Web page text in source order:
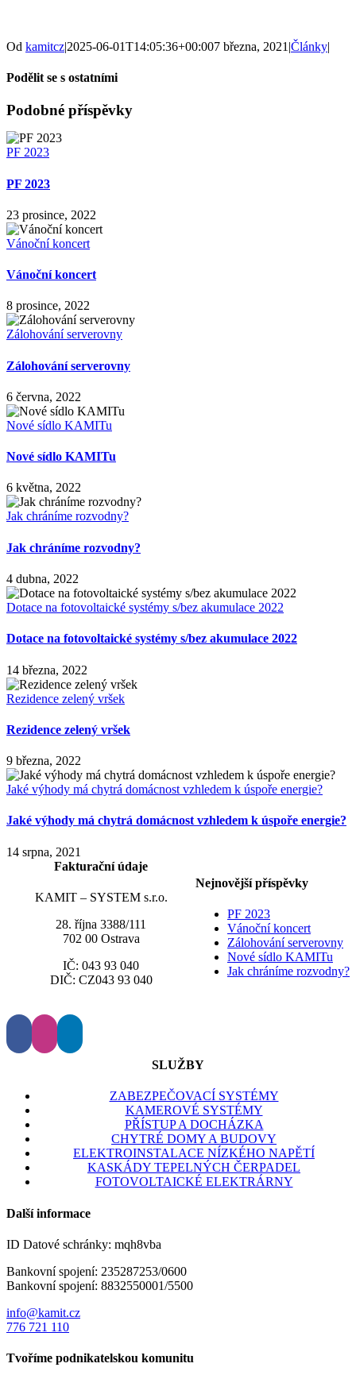
Od kamitcz|2025-06-01T14:05:36+00:007 března, 2021 |Články|
Podělit se s ostatními
Facebook
X
LinkedIn
WhatsApp
Tumblr
Pinterest
E-
Podobné příspěvky
PF 2023
PF 2023
23 prosince, 2022
Vánoční koncert
Vánoční koncert
8 prosince, 2022
Zálohování serverovny
Zálohování serverovny
6 června, 2022
Nové sídlo KAMITu
Nové sídlo KAMITu
6 května, 2022
Jak chráníme rozvodny?
Jak chráníme rozvodny?
4 dubna, 2022
Dotace na fotovoltaické systémy s/bez akumulace 2022
Dotace na fotovoltaické systémy s/bez akumulace 2022
14 března, 2022
Rezidence zelený vršek
Rezidence zelený vršek
9 března, 2022
Jaké výhody má chytrá domácnost vzhledem k úspoře energie?
Jaké výhody má chytrá domácnost vzhledem k úspoře energie?
14 srpna, 2021
Nejnovější příspěvky
PF 2023
Vánoční koncert
Zálohování serverovny
Nové sídlo KAMITu
Jak chráníme rozvodny?
Fakturační údaje
KAMIT – SYSTEM s.r.o.
28. října 3388/111
702 00 Ostrava
IČ: 043 93 040
DIČ: CZ043 93 040
SLUŽBY
ZABEZPEČOVACÍ SYSTÉMY
KAMEROVÉ SYSTÉMY
PŘÍSTUP A DOCHÁZKA
CHYTRÉ DOMY A BUDOVY
ELEKTROINSTALACE NÍZKÉHO NAPĚTÍ
KASKÁDY TEPELNÝCH ČERPADEL
FOTOVOLTAICKÉ ELEKTRÁRNY
Další informace
ID Datové schránky: mqh8vba
Bankovní spojení: 235287253/0600
Bankovní spojení: 8832550001/5500
info@kamit.cz
776 721 110
Tvoříme podnikatelskou komunitu